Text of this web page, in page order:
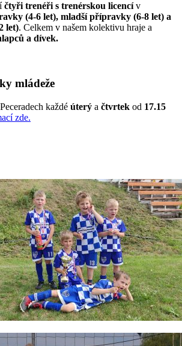
čtyři trenéři s trenérskou licencív
(4-6 let), mladší přípravky (6-8 let) a
let). Celkem v našem kolektivu hraje a
a dívek.
mládeže
každé úterý a čtvrtek od 17.15
zde.